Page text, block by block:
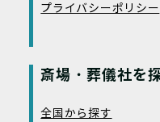
プライバシーポリシー
斎場・葬儀社を
全国から探す